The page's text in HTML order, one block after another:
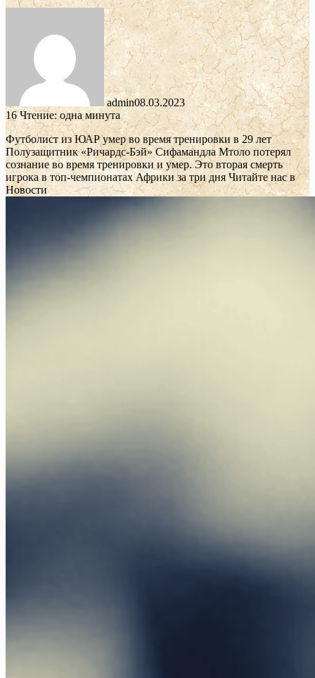
admin08.03.2023
16Чтение: одна минута
Футболист из ЮАР умер во время тренировки в 29 лет
Полузащитник «Ричардс-Бэй» Сифамандла Мтоло потерял
сознание во время тренировки и умер. Это вторая смерть
игрока в топ-чемпионатах Африки за три дня Читайте нас в
Новости